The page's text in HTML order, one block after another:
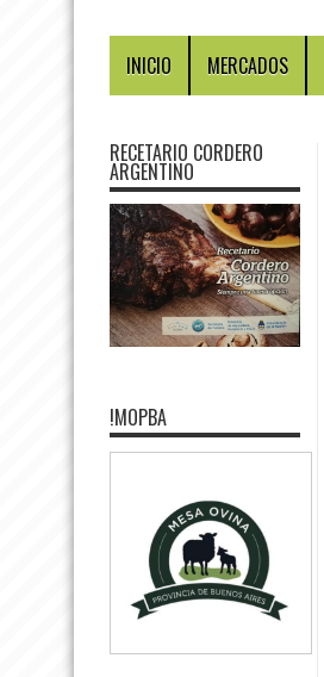
INICIO MERCADOS
RECETARIO CORDERO
ARGENTINO
!MOPBA